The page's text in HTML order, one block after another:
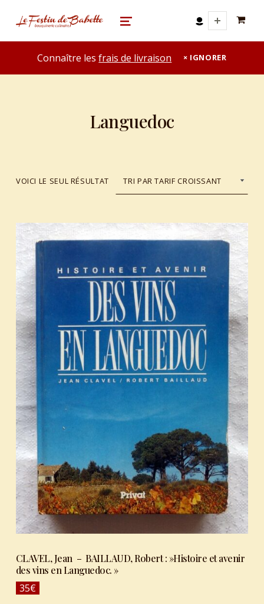
le festin de babette
"LE FESTIN DE BABETTE" – BOUQUINERIE GASTRONOMIQUE MENU
Connaître lesfrais de livraison IGNORER
Languedoc
VOICI LE SEUL RÉSULTAT
List of products
CLAVEL, Jean – BAILLAUD, Robert : »Histoire et avenir
des vins en Languedoc. »
35€